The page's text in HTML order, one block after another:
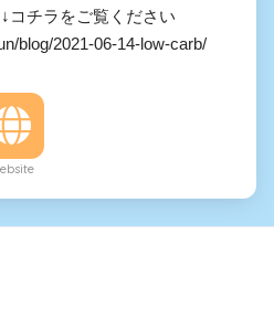
コチラをご覧ください
blog/2021-06-14-low-carb/